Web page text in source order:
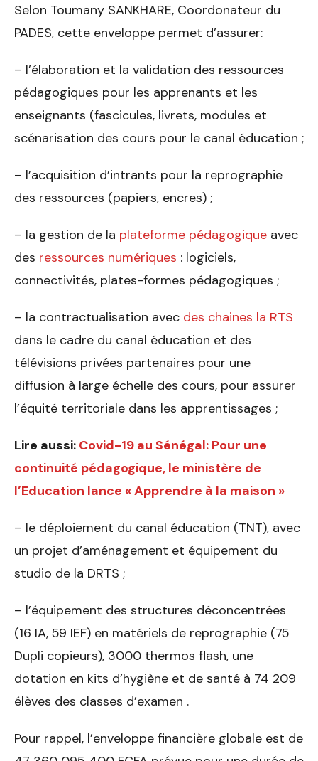
Selon Toumany SANKHARE, Coordonateur du
PADES, cette enveloppe permet d’assurer:
– l’élaboration et la validation des ressources
pédagogiques pour les apprenants et les
enseignants (fascicules, livrets, modules et
scénarisation des cours pour le canal éducation ;
– l’acquisition d’intrants pour la reprographie
des ressources (papiers, encres) ;
– la gestion de la plateforme pédagogique avec
des ressources numériques : logiciels,
connectivités, plates-formes pédagogiques ;
– la contractualisation avec des chaines la RTS
dans le cadre du canal éducation et des
télévisions privées partenaires pour une
diffusion à large échelle des cours, pour assurer
l’équité territoriale dans les apprentissages ;
Lire aussi: Covid-19 au Sénégal: Pour une
continuité pédagogique, le ministère de
l’Education lance « Apprendre à la maison »
– le déploiement du canal éducation (TNT), avec
un projet d’aménagement et équipement du
studio de la DRTS ;
– l’équipement des structures déconcentrées
(16 IA, 59 IEF) en matériels de reprographie (75
Dupli copieurs), 3000 thermos flash, une
dotation en kits d’hygiène et de santé à 74 209
élèves des classes d’examen .
Pour rappel, l’enveloppe financière globale est de